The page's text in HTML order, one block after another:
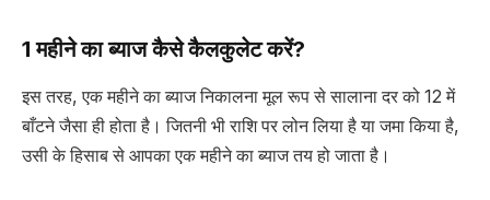
1 महीने का ब्याज कैसे कैलकुलेट करें?
इस तरह, एक महीने का ब्याज निकालना मूल रूप से सालाना दर को 12 में
बाँटने जैसा ही होता है। जितनी भी राशि पर लोन लिया है या जमा किया है,
उसी के हिसाब से आपका एक महीने का ब्याज तय हो जाता है।